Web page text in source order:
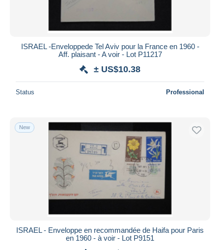
ISRAEL -Enveloppede Tel Aviv pour la France en 1960 -
Aff. plaisant - A voir - Lot P11217
± US$10.38
Status Professional
New
ISRAEL - Enveloppe en recommandée de Haifa pour Paris
en 1960 - à voir - Lot P9151